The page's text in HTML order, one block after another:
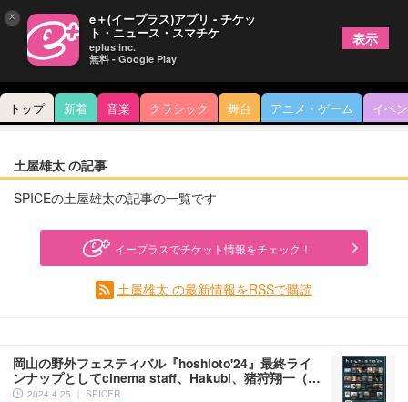
トップ 新着 音楽 クラシック 舞台 アニメ・ゲーム イベ
土屋雄太 の記事
SPICEの土屋雄太の記事の一覧です
イープラスでチケット情報をチェック！
土屋雄太 の最新情報をRSSで購読
岡山の野外フェスティバル『hoshioto'24』最終ライ
ンナップとしてcinema staff、Hakubi、猪狩翔一（…
2024.4.25 ｜ SPICER
× e＋(イープラス)アプリ - チケッ
ト・ニュース・スマチケ
eplus inc.
無料 - Google Play
表示